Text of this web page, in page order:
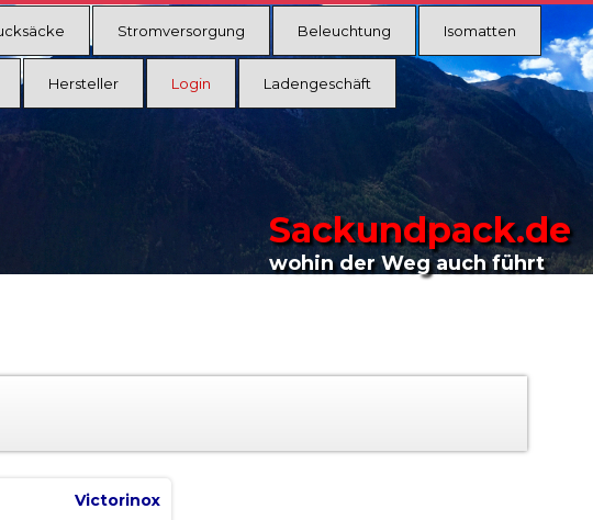
Stromversorgung Beleuchtung Isomatten
Hersteller Login Ladengeschäft
Sackundpack.de
wohin der Weg auch führt
Victorinox